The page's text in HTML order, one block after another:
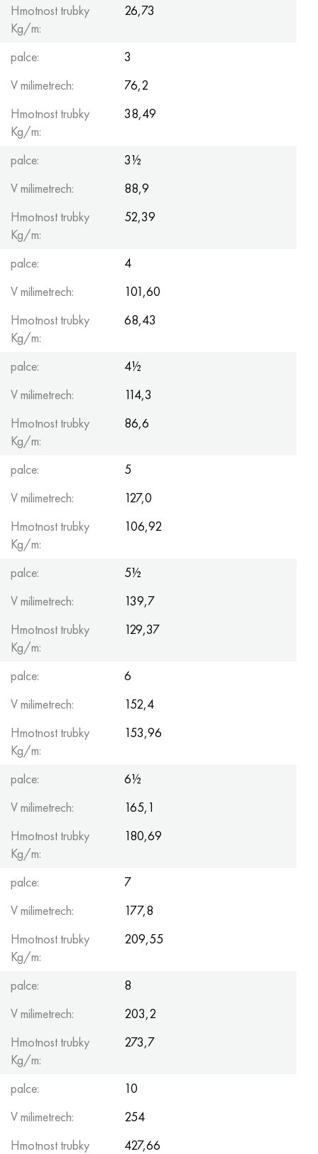
Hmotnost trubky
Kg/m:
26,73
palce:
3
V milimetrech:
76,2
Hmotnost trubky
Kg/m:
38,49
palce:
3½
V milimetrech:
88,9
Hmotnost trubky
Kg/m:
52,39
palce:
4
V milimetrech:
101,60
Hmotnost trubky
Kg/m:
68,43
palce:
4½
V milimetrech:
114,3
Hmotnost trubky
Kg/m:
86,6
palce:
5
V milimetrech:
127,0
Hmotnost trubky
Kg/m:
106,92
palce:
5½
V milimetrech:
139,7
Hmotnost trubky
Kg/m:
129,37
palce:
6
V milimetrech:
152,4
Hmotnost trubky
Kg/m:
153,96
palce:
6½
V milimetrech:
165,1
Hmotnost trubky
Kg/m:
180,69
palce:
7
V milimetrech:
177,8
Hmotnost trubky
Kg/m:
209,55
palce:
8
V milimetrech:
203,2
Hmotnost trubky
Kg/m:
273,7
palce:
10
V milimetrech:
254
Hmotnost trubky
427,66
Hastelloy C-276
Hastelloy 3
Hastelloy x
Udimet 500
Udimet 720
40XFA, 1,7223, AISI 4142
45HN2MFA, k2425, 45hnmf
A40G, 44smn28, 1.0762, 46s20